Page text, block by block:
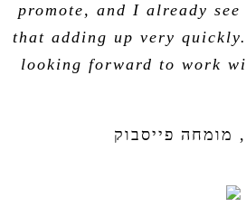
promote, and I already
that adding up very
looking forward to work
, מומחה פייסבוק